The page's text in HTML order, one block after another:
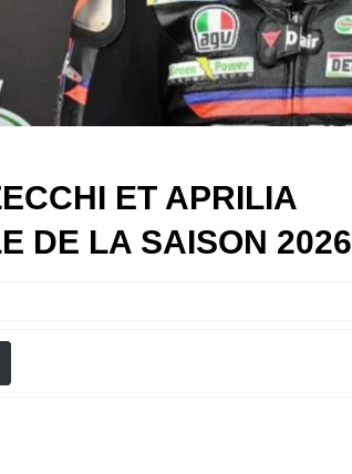
ET APRILIA
DE LA SAISON 2026